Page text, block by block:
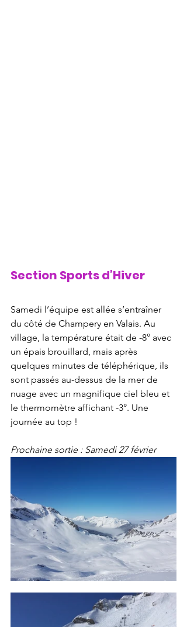
Section Sports d’Hiver
Samedi l’équipe est allée s’entraîner
du côté de Champery en Valais. Au
village, la température était de -8° avec
un épais brouillard, mais après
quelques minutes de téléphérique, ils
sont passés au-dessus de la mer de
nuage avec un magnifique ciel bleu et
le thermomètre affichant -3°. Une
journée au top !
Prochaine sortie : Samedi 27 février